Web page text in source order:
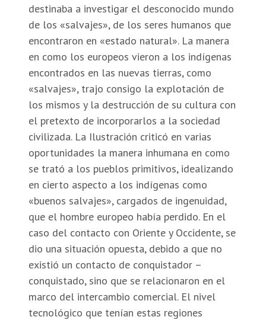
destinaba a investigar el desconocido mundo
de los «salvajes», de los seres humanos que
encontraron en «estado natural». La manera
en como los europeos vieron a los indígenas
encontrados en las nuevas tierras, como
«salvajes», trajo consigo la explotación de
los mismos y la destrucción de su cultura con
el pretexto de incorporarlos a la sociedad
civilizada. La Ilustración criticó en varias
oportunidades la manera inhumana en como
se trató a los pueblos primitivos, idealizando
en cierto aspecto a los indígenas como
«buenos salvajes», cargados de ingenuidad,
que el hombre europeo había perdido. En el
caso del contacto con Oriente y Occidente, se
dio una situación opuesta, debido a que no
existió un contacto de conquistador –
conquistado, sino que se relacionaron en el
marco del intercambio comercial. El nivel
tecnológico que tenían estas regiones